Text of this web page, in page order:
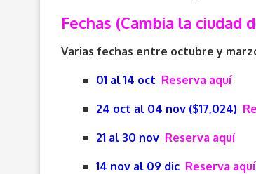
Fechas (Cambia la ciudad
Varias fechas entre octubre y
01 al 14 oct Reserva aquí
24 oct al 04 nov ($17,024)
21 al 30 nov Reserva aquí
14 nov al 09 dic Reserva aquí